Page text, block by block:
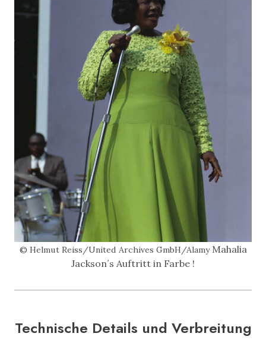
© Helmut Reiss/United Archives GmbH/Alamy Mahalia
Jackson´s Auftritt in Farbe !
Technische Details und Verbreitung